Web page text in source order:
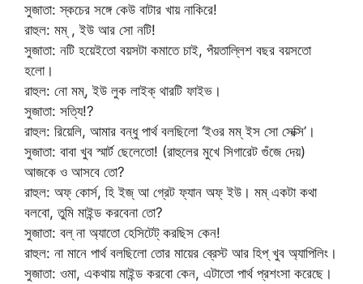
সুজাতা: স্কচের সঙ্গে কেউ বাটার খায় নাকিরে!
রাহুল: মম্ , ইউ আর সো নটি!
সুজাতা: নটি হয়েইতো বয়সটা কমাতে চাই, পঁয়তাল্লিশ বছর বয়সতো
হলো।
রাহুল: নো মম্, ইউ লুক লাইক্ থারটি ফাইভ।
সুজাতা: সত্যি!?
রাহুল: রিয়েলি, আমার বন্ধু পার্থ বলছিলো ‘ইওর মম্ ইস সো সেক্সি’।
সুজাতা: বাবা খুব স্মার্ট ছেলেতো! (রাহুলের মুখে সিগারেট গুঁজে দেয়)
আজকে ও আসবে তো?
রাহুল: অফ্ কোর্স, হি ইজ্ আ গ্রেট ফ্যান অফ্ ইউ। মম্ একটা কথা
বলবো, তুমি মাইন্ড করবেনা তো?
সুজাতা: বল্ না অ্যাতো হেসিটেট্ করছিস কেন!
রাহুল: না মানে পার্থ বলছিলো তোর মায়ের ব্রেস্ট আর হিপ্ খুব অ্যাপিলিং।
সুজাতা: ওমা, একথায় মাইন্ড করবো কেন, এটাতো পার্থ প্রশংসা করেছে।